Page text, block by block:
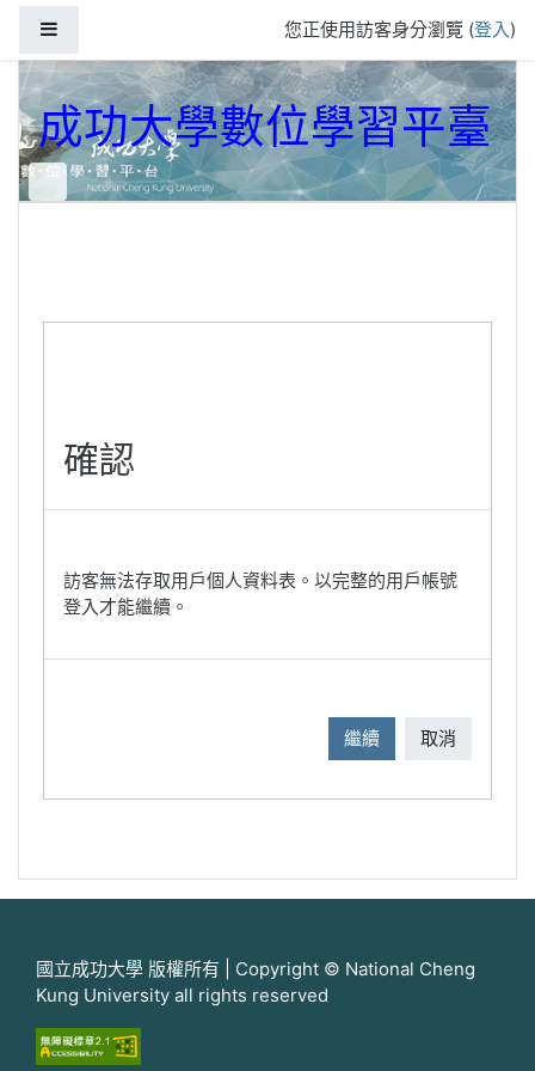
您正使用訪客身分瀏覽 (登入)
成功大學數位學習平臺
確認
訪客無法存取用戶個人資料表。以完整的用戶帳號
登入才能繼續。
繼續 取消
國立成功大學 版權所有 | Copyright © National Cheng
Kung University all rights reserved